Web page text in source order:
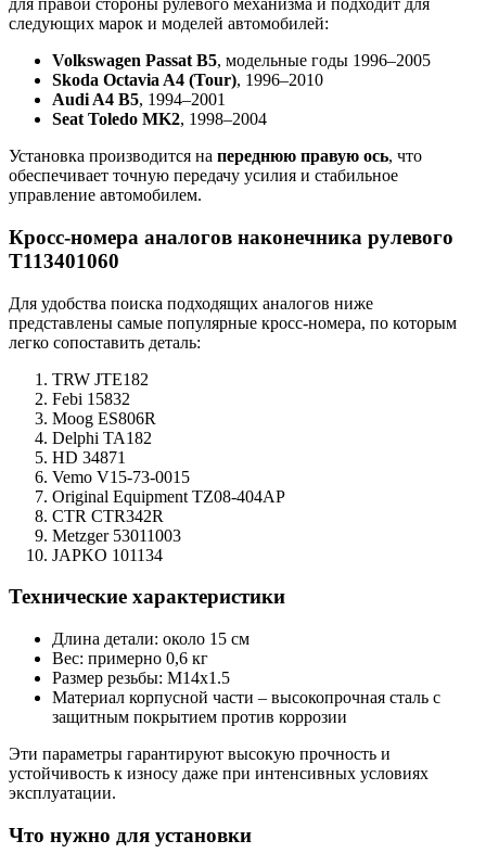
для правой стороны рулевого механизма и подходит для
следующих марок и моделей автомобилей:
Volkswagen Passat B5, модельные годы 1996–2005
Skoda Octavia A4 (Tour), 1996–2010
Audi A4 B5, 1994–2001
Seat Toledo MK2, 1998–2004
Установка производится на переднюю правую ось, что
обеспечивает точную передачу усилия и стабильное
управление автомобилем.
Кросс-номера аналогов наконечника рулевого
T113401060
Для удобства поиска подходящих аналогов ниже
представлены самые популярные кросс-номера, по которым
легко сопоставить деталь:
TRW JTE182
Febi 15832
Moog ES806R
Delphi TA182
HD 34871
Vemo V15-73-0015
Original Equipment TZ08-404AP
CTR CTR342R
Metzger 53011003
JAPKO 101134
Технические характеристики
Длина детали: около 15 см
Вес: примерно 0,6 кг
Размер резьбы: M14x1.5
Материал корпусной части – высокопрочная сталь с
защитным покрытием против коррозии
Эти параметры гарантируют высокую прочность и
устойчивость к износу даже при интенсивных условиях
эксплуатации.
Что нужно для установки